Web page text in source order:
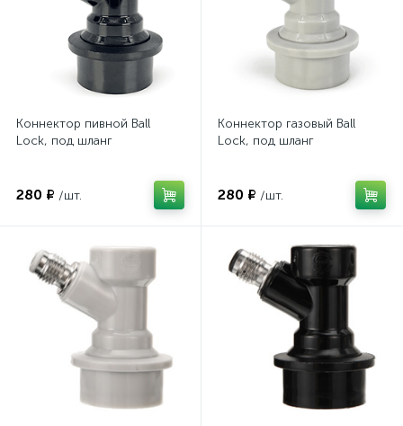
Коннектор пивной Ball
Lock, под шланг
280 ₽ /шт.
Коннектор газовый Ball
Lock, под шланг
280 ₽ /шт.